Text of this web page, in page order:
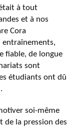
à tout
et à nos
Cora
entraînements,
fiable, de longue
sont
étudiants ont dû
soi-même
de la pression des